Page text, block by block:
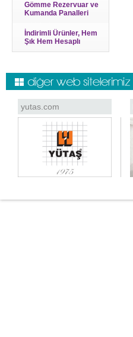
Gömme Rezervuar ve
Kumanda Panalleri
İndirimli Ürünler, Hem
Şık Hem Hesaplı
yutas.com